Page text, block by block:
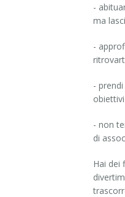
-
ma
-
-
- non
di
Hai dei